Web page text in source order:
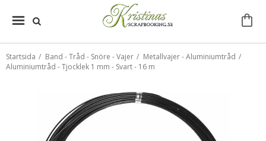
Startsida / Band - Tråd - Snöre - Vajer / Metallvajer - Aluminiumtråd /
Aluminiumtråd - Tjocklek 1 mm - Svart - 16 m